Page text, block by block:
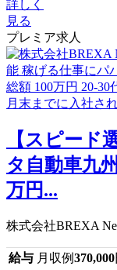
詳しく
見る
プレミア求人
【スピード
タ自動車九
万円...
株式会社BREXA
給与 月収例370,000